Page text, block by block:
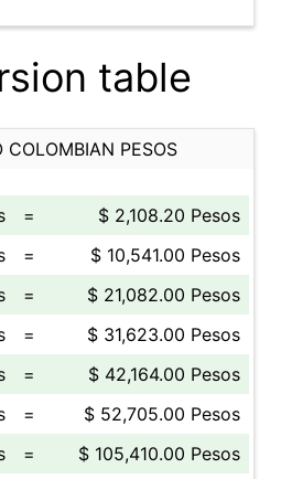
table
COLOMBIAN PESOS
=
$ 2,108.20 Pesos
=
$ 10,541.00 Pesos
=
$ 21,082.00 Pesos
=
$ 31,623.00 Pesos
=
$ 42,164.00 Pesos
=
$ 52,705.00 Pesos
=
$ 105,410.00 Pesos